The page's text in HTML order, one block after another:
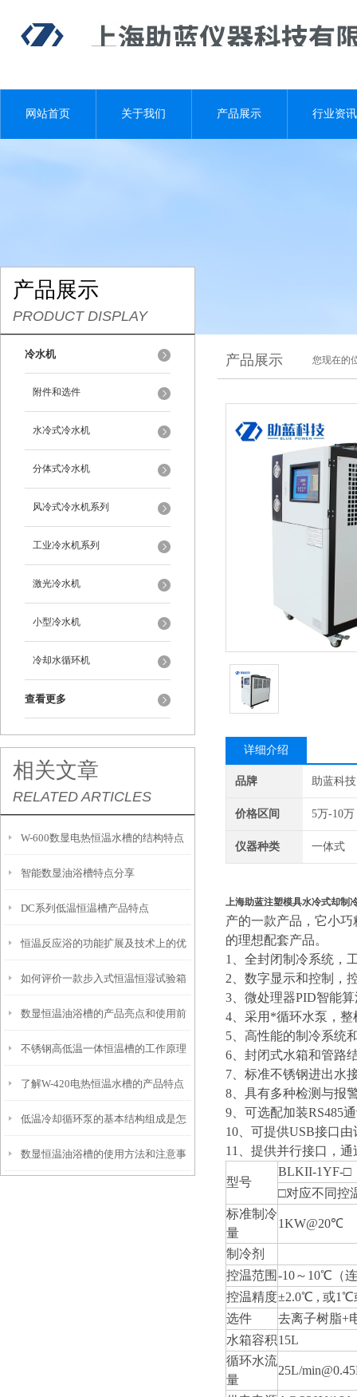
网站首页 关于我们 产品展示 行业资讯
产品展示
PRODUCT DISPLAY
冷水机
附件和选件
水冷式冷水机
分体式冷水机
风冷式冷水机系列
工业冷水机系列
激光冷水机
小型冷水机
冷却水循环机
查看更多
相关文章
RELATED ARTICLES
W-600数显电热恒温水槽的结构特点
与注意事项
智能数显油浴槽特点分享
DC系列低温恒温槽产品特点
恒温反应浴的功能扩展及技术上的优
势
如何评价一款步入式恒温恒湿试验箱
的好坏？
数显恒温油浴槽的产品亮点和使用前
安全须知
不锈钢高低温一体恒温槽的工作原理
和控制系统介绍
了解W-420电热恒温水槽的产品特点
及如何使用它
低温冷却循环泵的基本结构组成是怎
样的？
数显恒温油浴槽的使用方法和注意事
产品展示 您现在的
详细介绍
品牌 助蓝科技
价格区间 5万-10万
仪器种类 一体式
上海助蓝注塑模具水冷式却制
产的一款产品，它小
的理想配套产品。
1、全封闭制冷系统，
2、数字显示和控制，
3、微处理器PID智能
4、采用*循环水泵，
5、高性能的制冷系统
6、封闭式水箱和管路
7、标准不锈钢进出水
8、具有多种检测与报
9、可选配加装RS485
10、可提供USB接口
11、提供并行接口，
型号
BLKII-1YF-□
□对应不同控
标准制冷
量
1KW@20℃
制冷剂
控温范围 -10～10℃（
控温精度±2.0℃ , 或1℃
选件
去离子树脂+
水箱容积15L
循环水流
量
25L/